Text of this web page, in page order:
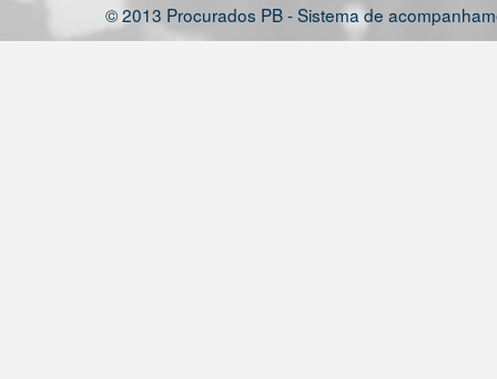
© 2013 Procurados PB - Sistema de